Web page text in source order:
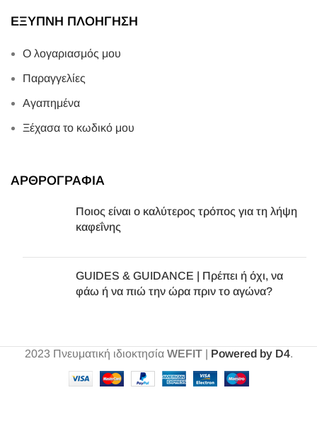
ΕΞΥΠΝΗ ΠΛΟΗΓΗΣΗ
Ο λογαριασμός μου
Παραγγελίες
Αγαπημένα
Ξέχασα το κωδικό μου
ΑΡΘΡΟΓΡΑΦΙΑ
Ποιος είναι ο καλύτερος τρόπος για τη λήψη
καφεΐνης
GUIDES & GUIDANCE | Πρέπει ή όχι, να
φάω ή να πιώ την ώρα πριν το αγώνα?
2023 Πνευματική ιδιοκτησία WEFIT| Powered by D4.